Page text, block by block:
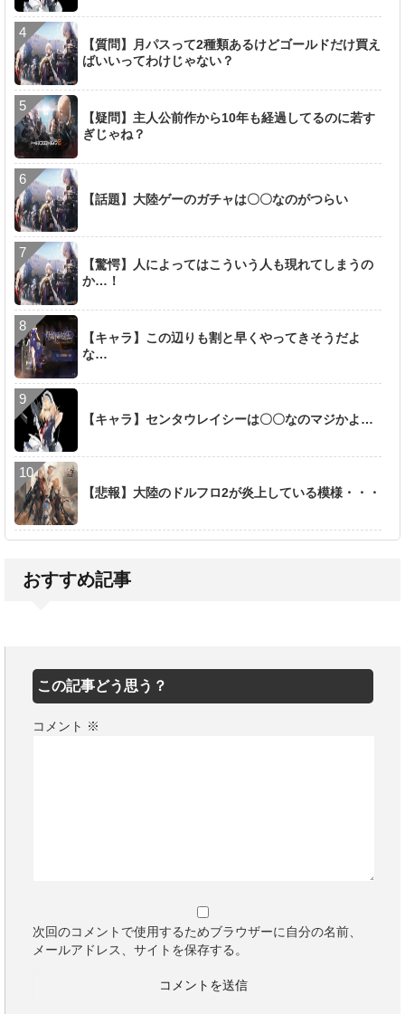
【質問】月パスって2種類あるけどゴールドだけ買え
ばいいってわけじゃない？
【疑問】主人公前作から10年も経過してるのに若す
ぎじゃね？
【話題】大陸ゲーのガチャは〇〇なのがつらい
【驚愕】人によってはこういう人も現れてしまうの
か…！
【キャラ】この辺りも割と早くやってきそうだよ
な…
【キャラ】センタウレイシーは〇〇なのマジかよ…
【悲報】大陸のドルフロ2が炎上している模様・・・
おすすめ記事
この記事どう思う？
コメント ※
次回のコメントで使用するためブラウザーに自分の名前、
メールアドレス、サイトを保存する。